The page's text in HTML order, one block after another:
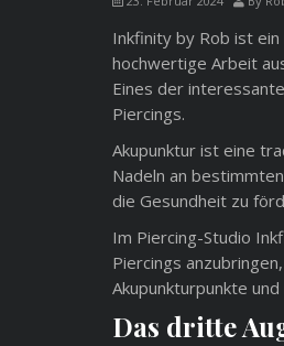
Inkfinity by Rob ist
hochwertige Arbeit
Eines der
Piercings.
Akupunktur ist eine
Nadeln an
die Gesundheit zu
Im Piercing-Studio
Piercings
Akupunkturpunkte
Das dritte